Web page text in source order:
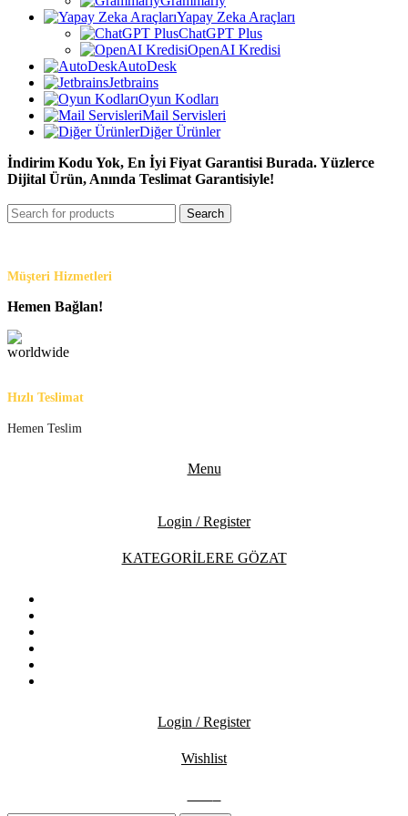
Yapay Zeka Araçları
ChatGPT Plus
OpenAI Kredisi
AutoDesk
Jetbrains
Oyun Kodları
Mail Servisleri
Diğer Ürünler
İndirim Kodu Yok, En İyi Fiyat Garantisi Burada. Yüzlerce
Dijital Ürün, Anında Teslimat Garantisiyle!
Search
Müşteri Hizmetleri
Hemen Bağlan!
Hızlı Teslimat
Hemen Teslim
Menu
Login / Register
KATEGORİLERE GÖZAT
Login / Register
Wishlist